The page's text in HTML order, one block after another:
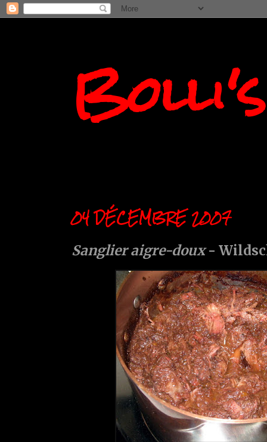
04 DÉCEMBRE 2007
Sanglier aigre-doux-